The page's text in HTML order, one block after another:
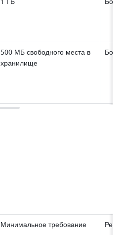
500 МБ свободного места в
хранилище
Минимальное требование